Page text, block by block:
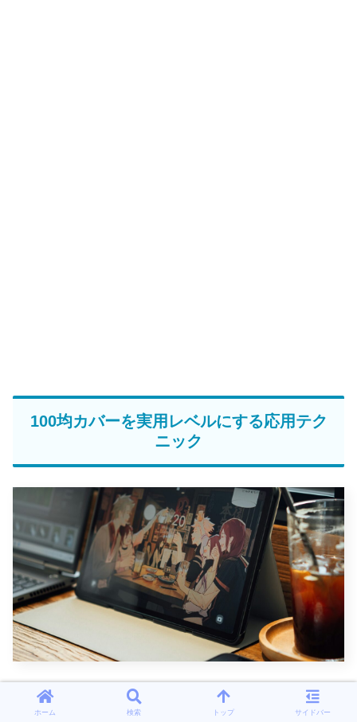
100均カバーを実用レベルにする応用テク
ニック
100均のタブレットカバーはそのままでも役立ちますが、
ひと手間加えることで実用性が格段に向上します。
ホーム 検索 トップ サイドバー